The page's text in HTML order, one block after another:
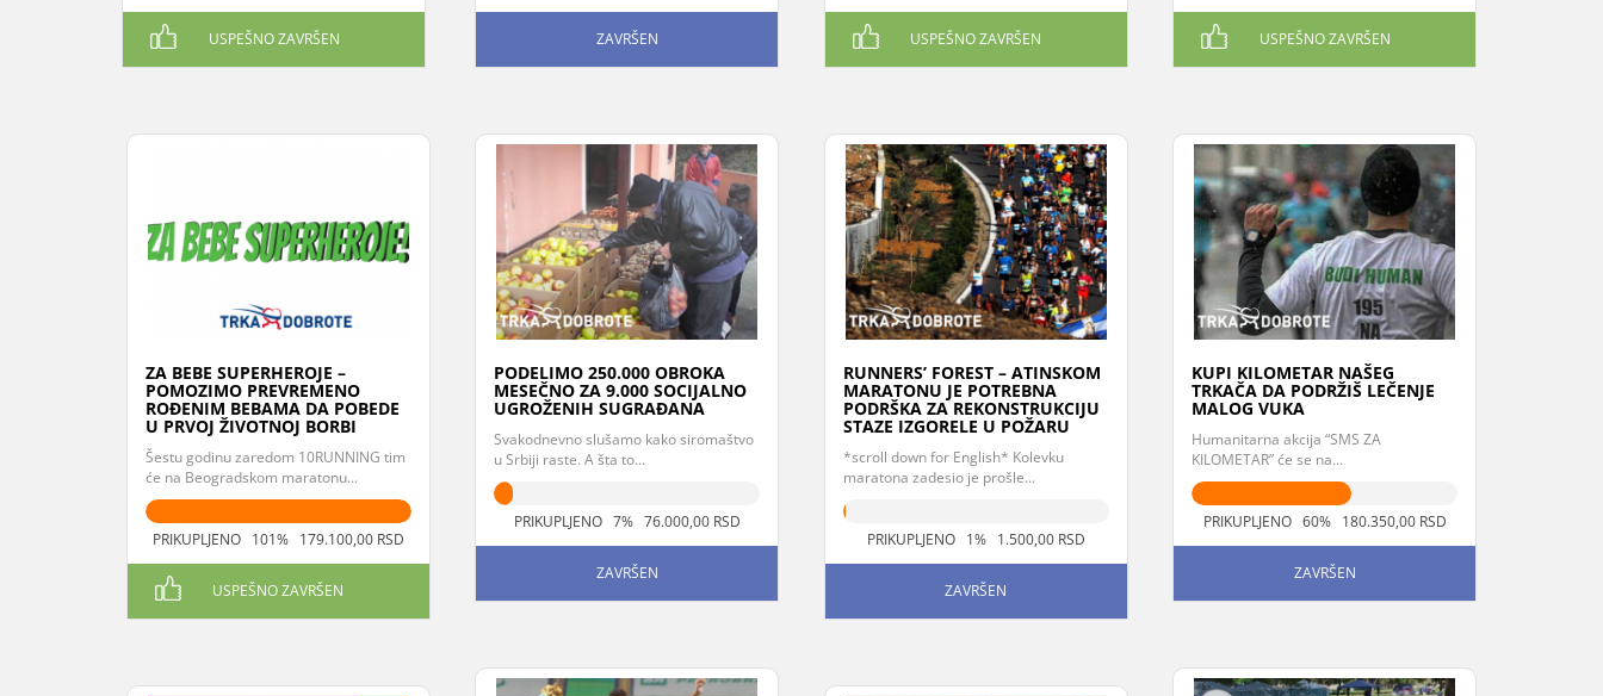
USPEŠNO ZAVRŠEN ZAVRŠEN USPEŠNO ZAVRŠEN USPEŠNO ZAVRŠEN
ZA BEBE SUPERHEROJE –
POMOZIMO PREVREMENO
ROĐENIM BEBAMA DA POBEDE
U PRVOJ ŽIVOTNOJ BORBI
Šestu godinu zaredom 10RUNNING tim
će na Beogradskom maratonu...
PRIKUPLJENO 101% 179.100,00 RSD
USPEŠNO ZAVRŠEN
PODELIMO 250.000 OBROKA
MESEČNO ZA 9.000 SOCIJALNO
UGROŽENIH SUGRAĐANA
Svakodnevno slušamo kako siromaštvo
u Srbiji raste. A šta to...
PRIKUPLJENO 7% 76.000,00 RSD
ZAVRŠEN
RUNNERS’ FOREST – ATINSKOM
MARATONU JE POTREBNA
PODRŠKA ZA REKONSTRUKCIJU
STAZE IZGORELE U POŽARU
*scroll down for English* Kolevku
maratona zadesio je prošle...
PRIKUPLJENO 1% 1.500,00 RSD
ZAVRŠEN
KUPI KILOMETAR NAŠEG
TRKAČA DA PODRŽIŠ LEČENJE
MALOG VUKA
Humanitarna akcija “SMS ZA
KILOMETAR” će se na...
PRIKUPLJENO 60% 180.350,00 RSD
ZAVRŠEN